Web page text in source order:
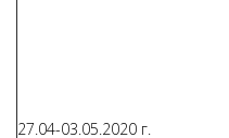
27.04-03.05.2020 г.